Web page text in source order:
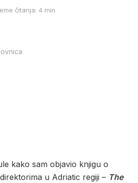
čitanja: 4 min
kako sam objavio knjigu o
u Adriatic regiji – The